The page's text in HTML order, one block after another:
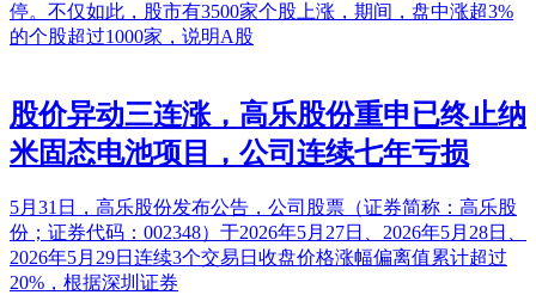
停。不仅如此，股市有3500家个股上涨，期间，盘中涨超3%
的个股超过1000家，说明A股
股价异动三连涨，高乐股份重申已终止纳
米固态电池项目，公司连续七年亏损
5月31日，高乐股份发布公告，公司股票（证券简称：高乐股
份；证券代码：002348）于2026年5月27日、2026年5月28日、
2026年5月29日连续3个交易日收盘价格涨幅偏离值累计超过
20%，根据深圳证券